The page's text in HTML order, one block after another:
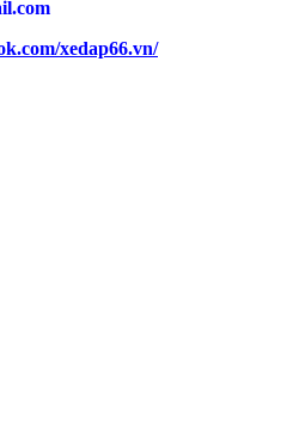
xedap66.vn/